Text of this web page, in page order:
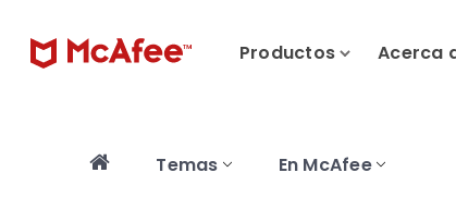
Productos Acerca
Temas En McAfee